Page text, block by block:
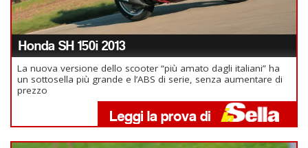
Honda SH 150i 2013
La nuova versione dello scooter “più amato dagli italiani” ha
un sottosella più grande e l’ABS di serie, senza aumentare di
prezzo